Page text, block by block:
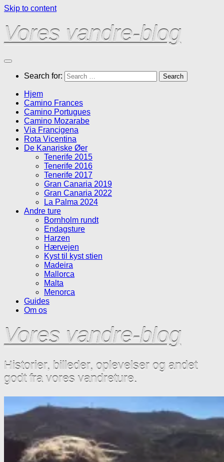
Skip to content
Vores vandre-blog
Search for:
Hjem
Camino Frances
Camino Portugues
Camino Mozarabe
Via Francigena
Rota Vicentina
De Kanariske Øer
Tenerife 2015
Tenerife 2016
Tenerife 2017
Gran Canaria 2019
Gran Canaria 2022
La Palma 2024
Andre ture
Bornholm rundt
Endagsture
Harzen
Hærvejen
Kyst til kyst stien
Madeira
Mallorca
Malta
Menorca
Guides
Om os
Vores vandre-blog
Historier, billeder, oplevelser og andet
godt fra vores vandreture.